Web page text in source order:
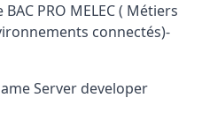
PRO MELEC ( Métiers
connectés)-
Server developer